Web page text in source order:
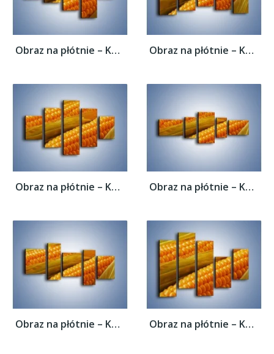
Obraz na płótnie – Kolby dojrzałych... Obraz na płótnie – Kolby dojrzałych...
Obraz na płótnie – Kolby dojrzałych... Obraz na płótnie – Kolby dojrzałych...
Obraz na płótnie – Kolby dojrzałych... Obraz na płótnie – Kolby dojrzałych...